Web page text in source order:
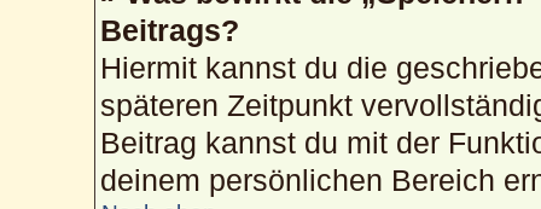
Beitrags?
Hiermit kannst du die
späteren Zeitpunkt
Beitrag kannst du mit der
deinem persönlichen Bereich